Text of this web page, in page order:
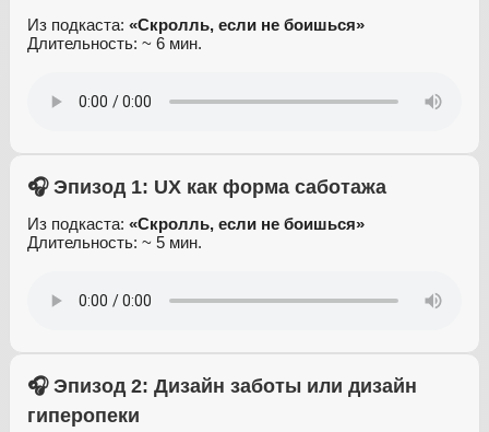
Из подкаста: «Скролль, если не боишься»
Длительность: ~ 6 мин.
🎧 Эпизод 1: UX как форма саботажа
Из подкаста: «Скролль, если не боишься»
Длительность: ~ 5 мин.
🎧 Эпизод 2: Дизайн заботы или дизайн
гиперопеки